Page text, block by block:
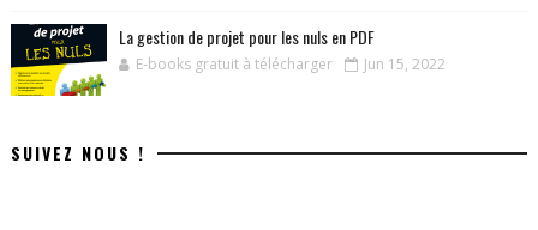
La gestion de projet pour les nuls en PDF
E-books gratuit à télécharger Jun 15, 2022
SUIVEZ NOUS !